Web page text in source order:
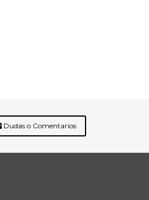
Dudas o Comentarios